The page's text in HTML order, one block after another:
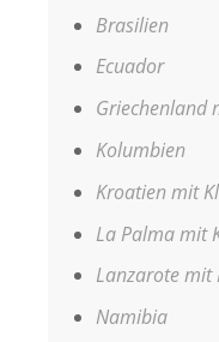
Brasilien
Ecuador
Griechenland
Kolumbien
Kroatien mit
La Palma mit
Lanzarote mit
Namibia